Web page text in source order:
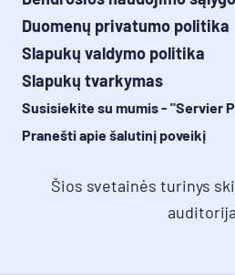
Tinklaraštis
Bendrosios naudojimo sąlygos
Duomenų privatumo politika
Slapukų valdymo politika
Slapukų tvarkymas
Pranešti apie šalutinį poveikį